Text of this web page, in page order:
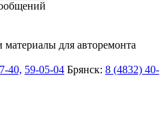
для авторемонта
40, 59-05-04 Брянск: 8 (4832) 40-